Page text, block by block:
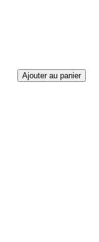
Ajouter au panier